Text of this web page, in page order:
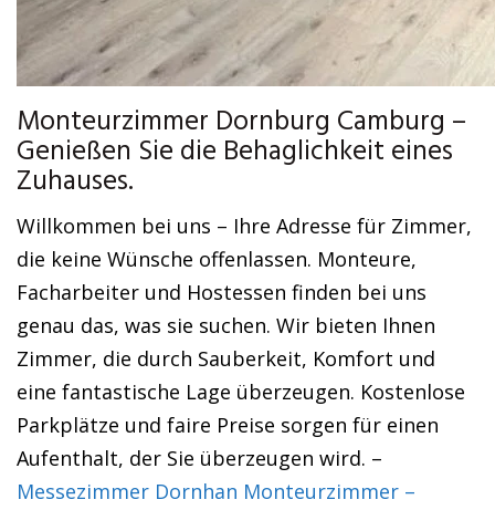
Monteurzimmer Dornburg Camburg –
Genießen Sie die Behaglichkeit eines
Zuhauses.
Willkommen bei uns – Ihre Adresse für Zimmer,
die keine Wünsche offenlassen. Monteure,
Facharbeiter und Hostessen finden bei uns
genau das, was sie suchen. Wir bieten Ihnen
Zimmer, die durch Sauberkeit, Komfort und
eine fantastische Lage überzeugen. Kostenlose
Parkplätze und faire Preise sorgen für einen
Aufenthalt, der Sie überzeugen wird. –
Messezimmer Dornhan Monteurzimmer –